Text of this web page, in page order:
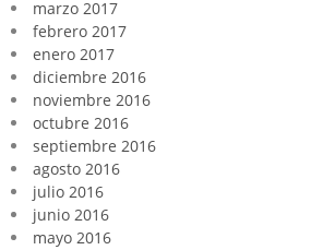
marzo 2017
febrero 2017
enero 2017
diciembre 2016
noviembre 2016
octubre 2016
septiembre 2016
agosto 2016
julio 2016
junio 2016
mayo 2016